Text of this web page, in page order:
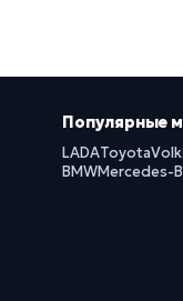
Популярные
LADAToyota
BMWMercedes-